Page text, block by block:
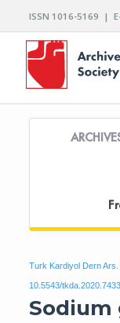
ISSN 1016-5169 |
Turk Kardiyol Dern
10.5543/
Sodium